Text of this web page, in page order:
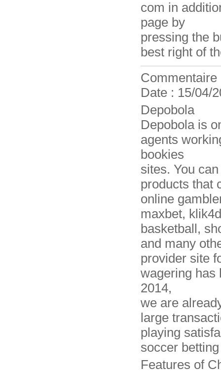
com in
page by
pressing the
best right of
Date : 15/04/
Depobola
Depobola is
agents
bookies
sites. You
products that
online
maxbet,
basketball,
and many
provider site
wagering has
2014,
we are
large
playing
soccer
Features of